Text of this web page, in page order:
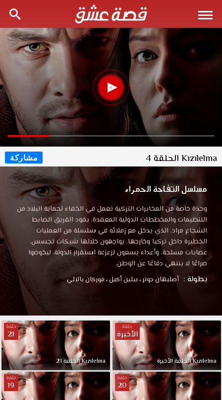
Kızılelma الحلقة 4 مشاركة
مسلسل التفاحة الحمراء
وحدة خاصة من المخابرات التركية تعمل في الخفاء لحماية البلاد من
التنظيمات والمخططات الدولية المعقدة. يقود الفريق الضابط
الشجاع مراد، الذي يدخل مع زملائه في سلسلة من العمليات
الخطيرة داخل تركيا وخارجها. يواجهون خلالها شبكات تجسس،
عصابات مسلحة، وأعداء يسعون لزعزعة استقرار الدولة، ليخوضوا
صراعًا لا ينتهي دفاعًا عن الوطن.
بطولة : أصليهان جونر ، بيلين أكيل، فوركان بالالي
حلقة
الأخيرة
Kızılelma الحلقة الأخيرة
حلقة
21
Kızılelma الحلقة 21
حلقة
20
حلقة
19